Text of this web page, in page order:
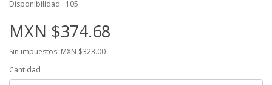
Disponibilidad: 105
MXN $374.68
Sin impuestos: MXN $323.00
Cantidad